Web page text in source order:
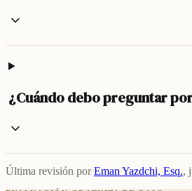
¿Cuándo debo preguntar
Última revisión por Eman Yazdchi, Esq.,